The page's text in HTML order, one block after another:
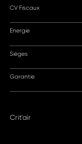
CV Fiscaux
Energie
Sièges
Garantie
Crit'air